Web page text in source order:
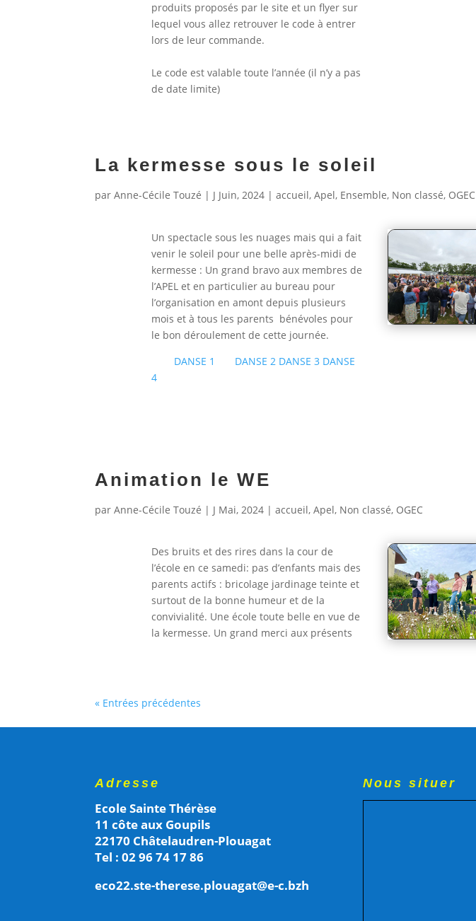
produits proposés par le site et un flyer sur
lequel vous allez retrouver le code à entrer
lors de leur commande.
Le code est valable toute l’année (il n’y a pas
de date limite)
La kermesse sous le soleil
parAnne-Cécile Touzé | J Juin, 2024 |accueil,Apel, Ensemble, Non classé, OGEC
Un spectacle sous les nuages mais qui a fait
venir le soleil pour une belle après-midi de
kermesse : Un grand bravo aux membres de
l’APEL et en particulier au bureau pour
l’organisation en amont depuis plusieurs
mois et à tous les parents bénévoles pour
le bon déroulement de cette journée.
DANSE 1
DANSE 2 DANSE 3 DANSE
4
Animation le WE
parAnne-Cécile Touzé | J Mai, 2024 |accueil,Apel, Non classé, OGEC
Des bruits et des rires dans la cour de
l’école en ce samedi: pas d’enfants mais des
parents actifs : bricolage jardinage teinte et
surtout de la bonne humeur et de la
convivialité. Une école toute belle en vue de
la kermesse. Un grand merci aux présents
« Entrées précédentes
Adresse
Ecole Sainte Thérèse
11 côte aux Goupils
22170 Châtelaudren-Plouagat
Tel : 02 96 74 17 86
eco22.ste-therese.plouagat@e-c.bzh
Nous situer